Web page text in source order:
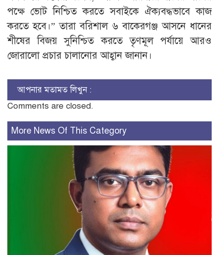
পক্ষে ভোট নিশ্চিত করতে সবাইকে ঐক্যবদ্ধভাবে কাজ
করতে হবে।” তারা বরিশাল ৬ বাকেরগঞ্জ আসনে ধানের
শীষের বিজয় সুনিশ্চিত করতে তৃণমূল পর্যায়ে আরও
জোরালো প্রচার চালানোর আহ্বান জানান।
আপনার মতামত লিখুন :
Comments are closed.
More News Of This Category